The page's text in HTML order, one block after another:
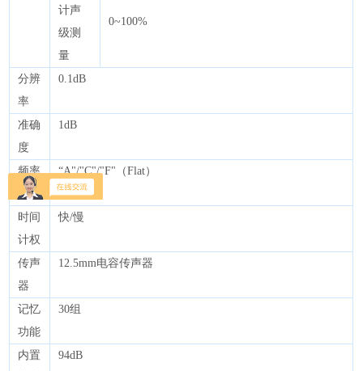
计声
级测
量
0~100%
分辨
率
0.1dB
准确
度
1dB
频率
计权
“A"/"C"/"F"（Flat）
时间
计权
快/慢
传声
器
12.5mm电容传声器
记忆
功能
30组
内置
94dB